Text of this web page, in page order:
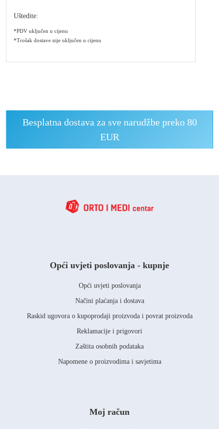
Uštedite:
*PDV uključen u cijenu
*Trošak dostave nije uključen u cijenu
Besplatna dostava za sve narudžbe preko 80
EUR
Opći uvjeti poslovanja - kupnje
Opći uvjeti poslovanja
Načini plaćanja i dostava
Raskid ugovora o kupoprodaji proizvoda i povrat proizvoda
Reklamacije i prigovori
Zaštita osobnih podataka
Napomene o proizvodima i savjetima
Moj račun